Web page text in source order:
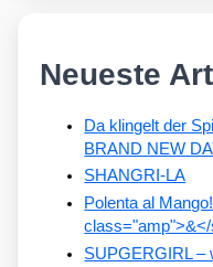
Neueste
Da klingelt der
BRAND NEW
SHANGRI-LA
Polenta al
SUPGERGIRL –